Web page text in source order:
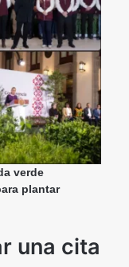
verde
plantar
una cita